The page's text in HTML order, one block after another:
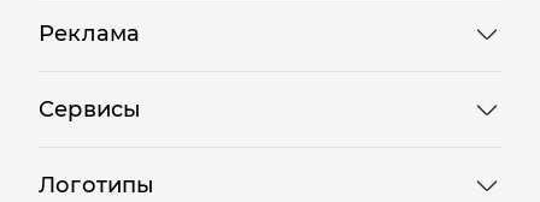
Реклама
Сервисы
Логотипы